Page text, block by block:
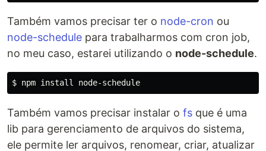
Também vamos precisar ter o node-cron ou
node-schedule para trabalharmos com cron job,
no meu caso, estarei utilizando o node-schedule.
$ npm install
Também vamos precisar instalar o fs que é uma
lib para gerenciamento de arquivos do sistema,
ele permite ler arquivos, renomear, criar, atualizar